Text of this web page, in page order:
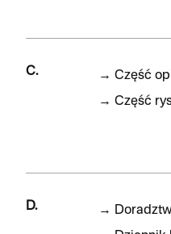
C. → Część
→ Część
D. →